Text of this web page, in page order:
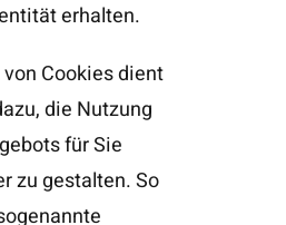
erhalten.
Cookies dient
die Nutzung
für Sie
zu gestalten. So